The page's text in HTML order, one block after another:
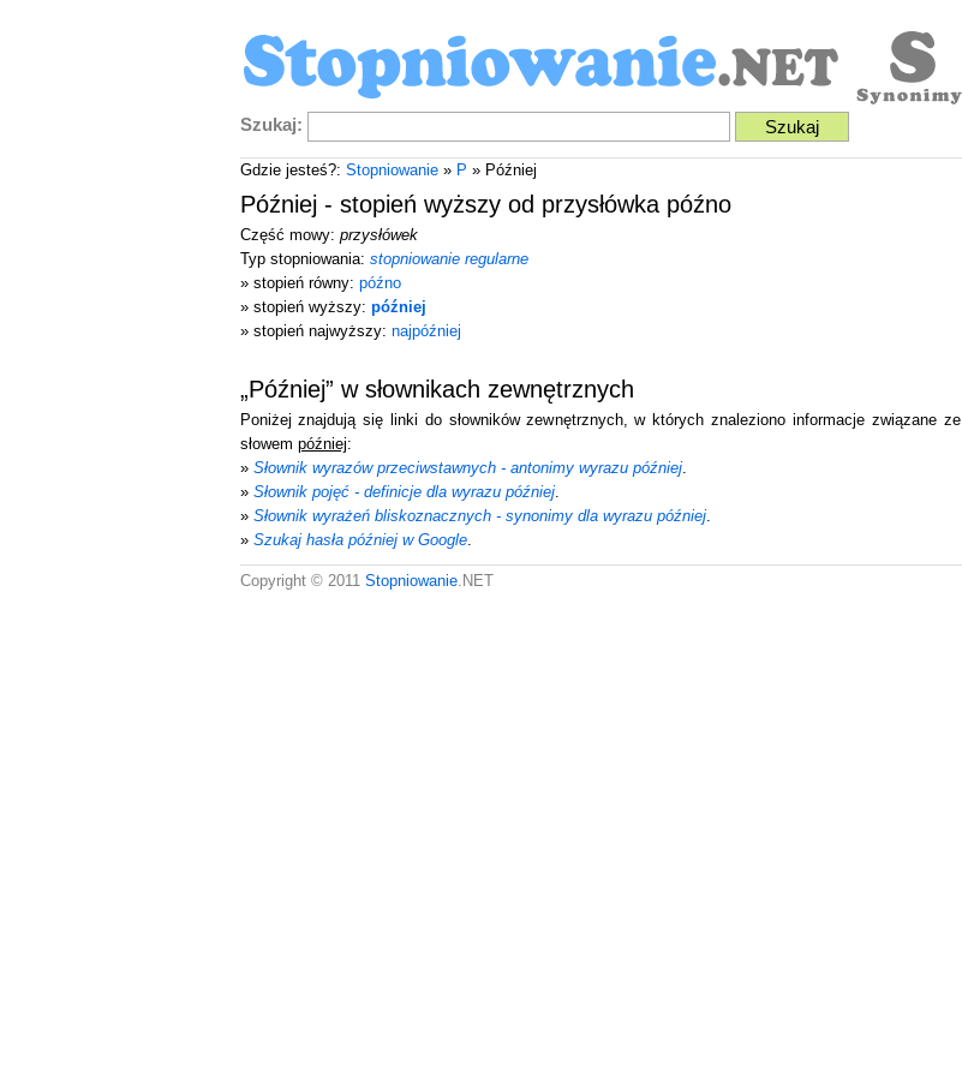
Szukaj:
Gdzie jesteś?: Stopniowanie» P » Później
Później - stopień wyższy od przysłówka późno
Część mowy: przysłówek
Typ stopniowania: stopniowanie regularne
» stopień równy: późno
» stopień wyższy: później
» stopień najwyższy: najpóźniej
„Później” w słownikach zewnętrznych
Poniżej znajdują się linki do słowników zewnętrznych, w których znaleziono informacje związane ze
słowem później:
» Słownik wyrazów przeciwstawnych - antonimy wyrazu później.
» Słownik pojęć - definicje dla wyrazu później.
» Słownik wyrażeń bliskoznacznych - synonimy dla wyrazu później.
» Szukaj hasła później w Google.
Copyright © 2011 Stopniowanie.NET